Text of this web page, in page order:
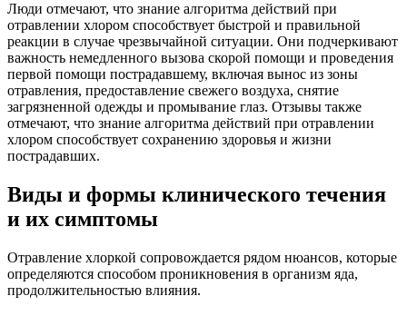
Люди отмечают, что знание алгоритма действий при
отравлении хлором способствует быстрой и правильной
реакции в случае чрезвычайной ситуации. Они подчеркивают
важность немедленного вызова скорой помощи и проведения
первой помощи пострадавшему, включая вынос из зоны
отравления, предоставление свежего воздуха, снятие
загрязненной одежды и промывание глаз. Отзывы также
отмечают, что знание алгоритма действий при отравлении
хлором способствует сохранению здоровья и жизни
пострадавших.
Виды и формы клинического течения
и их симптомы
Отравление хлоркой сопровождается рядом нюансов, которые
определяются способом проникновения в организм яда,
продолжительностью влияния.